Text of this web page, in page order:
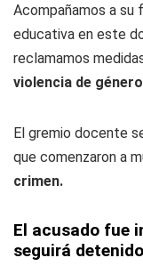
Acompañamos a su
educativa en este
reclamamos
violencia de género
El gremio docente
que comenzaron a
crimen.
El acusado fue
seguirá detenido